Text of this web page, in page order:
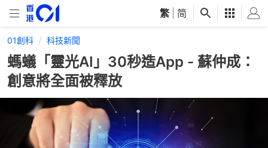
繁 简
01創科 科技新聞
螞蟻「靈光AI」30秒造App - 蘇仲成：
創意將全面被釋放